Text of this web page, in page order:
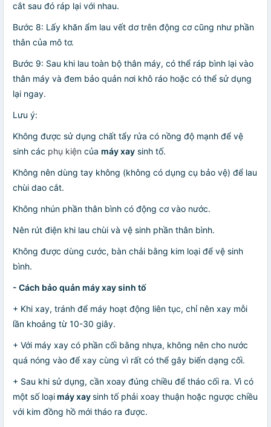
cắt sau đó ráp lại với nhau.
Bước 8: Lấy khăn ẩm lau vết dơ trên động cơ cũng như phần
thân của mô tơ.
Bước 9: Sau khi lau toàn bộ thân máy, có thể ráp bình lại vào
thân máy và đem bảo quản nơi khô ráo hoặc có thể sử dụng
lại ngay.
Lưu ý:
Không được sử dụng chất tẩy rửa có nồng độ mạnh để vệ
sinh các phụ kiện của máy xay sinh tố.
Không nên dùng tay không (không có dụng cụ bảo vệ) để lau
chùi dao cắt.
Không nhún phần thân bình có động cơ vào nước.
Nên rút điện khi lau chùi và vệ sinh phần thân bình.
Không được dùng cước, bàn chải bằng kim loại để vệ sinh
bình.
- Cách bảo quản máy xay sinh tố
+ Khi xay, tránh để máy hoạt động liên tục, chỉ nên xay mỗi
lần khoảng từ 10-30 giây.
+ Với máy xay có phần cối bằng nhựa, không nên cho nước
quá nóng vào để xay cùng vì rất có thể gây biến dạng cối.
+ Sau khi sử dụng, cần xoay đúng chiều để tháo cối ra. Vì có
một số loại máy xaysinh tố phải xoay thuận hoặc ngược chiều
với kim đồng hồ mới tháo ra được.